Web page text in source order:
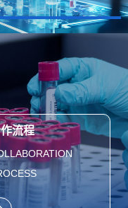
流程